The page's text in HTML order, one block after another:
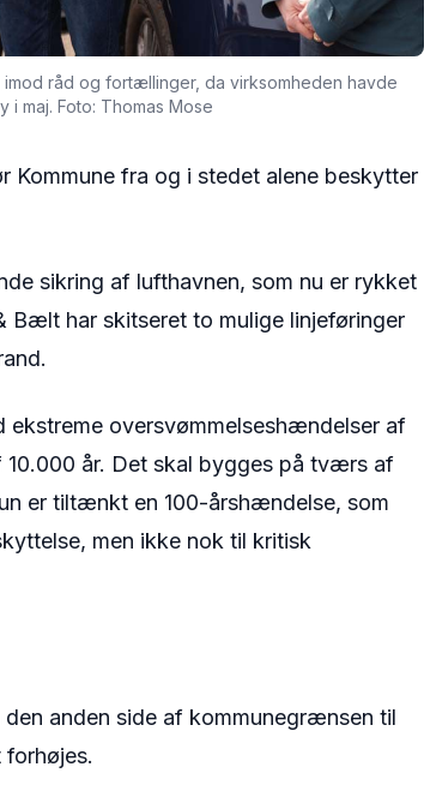
råd og fortællinger, da virksomheden havde
maj. Foto: Thomas Mose
fra og i stedet alene beskytter
sikring af lufthavnen, som nu er rykket
Bælt har skitseret to mulige linjeføringer
ekstreme oversvømmelseshændelser af
10.000 år. Det skal bygges på tværs af
er tiltænkt en 100-årshændelse, som
men ikke nok til kritisk
anden side af kommunegrænsen til
forhøjes.